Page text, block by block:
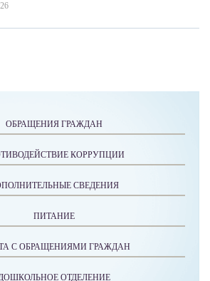
ОБРАЩЕНИЯ ГРАЖДАН
КОРРУПЦИИ
СВЕДЕНИЯ
ПИТАНИЕ
С ОБРАЩЕНИЯМИ ГРАЖДАН
ОТДЕЛЕНИЕ